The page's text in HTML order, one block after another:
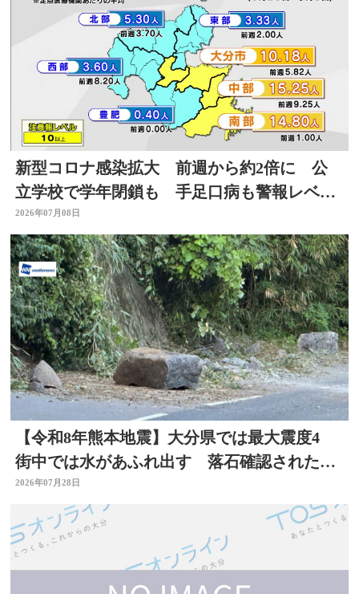
新型コロナ感染拡大 前週から約2倍に 公
立学校で学年閉鎖も 手足口病も警報レベル
上回る 大分
2026年07月08日
【令和8年熊本地震】大分県では最大震度4
街中では水があふれ出す 落石確認されたと
ころも
2026年07月28日